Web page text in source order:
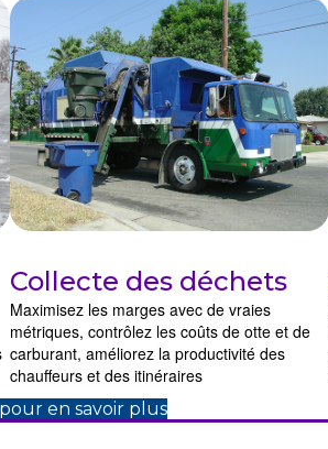
Collecte des déchets
Maximisez les marges avec de vraies
métriques, contrôlez les coûts de otte et de
carburant, améliorez la productivité des
chauffeurs et des itinéraires
en savoir plus